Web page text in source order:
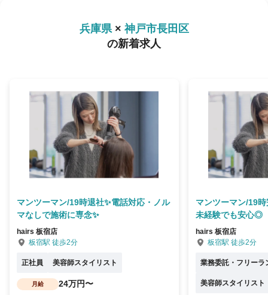
兵庫県× 神戸市長田区
の新着求人
マンツーマン/19時退社✨電話対応・ノル
マなしで施術に専念✨
hairs 板宿店
板宿駅 徒歩2分
正社員 美容師スタイリスト
月給 24万円〜
マンツーマン/19
未経験でも安心◎
hairs 板宿店
板宿駅 徒歩2分
業務委託・フリーラ
美容師スタイリスト